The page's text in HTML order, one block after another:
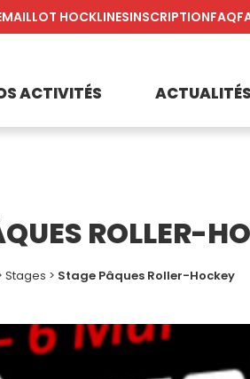
MAILLOT HOCKLINESINSCRIPTIONFAQ
ACTIVITÉS ACTUALITÉS
ROLLER-
Stages > Stage Pâques Roller-Hockey